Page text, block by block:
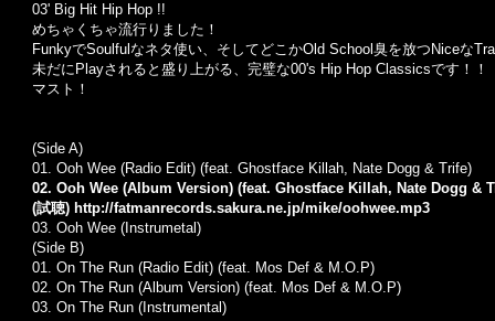
03' Big Hit Hip Hop !!
めちゃくちゃ流行りました！
FunkyでSoulfulなネタ使い、そしてどこかOld School臭を放つNiceな
未だにPlayされると盛り上がる、完璧な00's Hip Hop Classicsです！！
マスト！
(Side A)
01. Ooh Wee (Radio Edit) (feat. Ghostface Killah, Nate Dogg & Trife)
02. Ooh Wee (Album Version) (feat. Ghostface Killah, Nate Dogg &
(試聴) http://fatmanrecords.sakura.ne.jp/mike/oohwee.mp3
03. Ooh Wee (Instrumetal)
(Side B)
01. On The Run (Radio Edit) (feat. Mos Def & M.O.P)
02. On The Run (Album Version) (feat. Mos Def & M.O.P)
03. On The Run (Instrumental)